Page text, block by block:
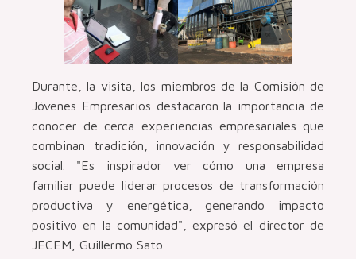
Durante, la visita, los miembros de la Comisión de
Jóvenes Empresarios destacaron la importancia de
conocer de cerca experiencias empresariales que
combinan tradición, innovación y responsabilidad
social. "Es inspirador ver cómo una empresa
familiar puede liderar procesos de transformación
productiva y energética, generando impacto
positivo en la comunidad", expresó el director de
JECEM, Guillermo Sato.